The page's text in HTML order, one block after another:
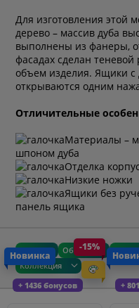
Для изготовления этой
дерево – массив дуба
выполнены из фанеры,
фасадах сделан
объем изделия. Ящики с
открываются одним
Отличительные
Материалы –
шпоном дуба
Отделка
Низкие ножки
Ящики без
панель ящика
Цена Общие
Коллекция
+ 1436 бонусов
Новинка
-15%
+